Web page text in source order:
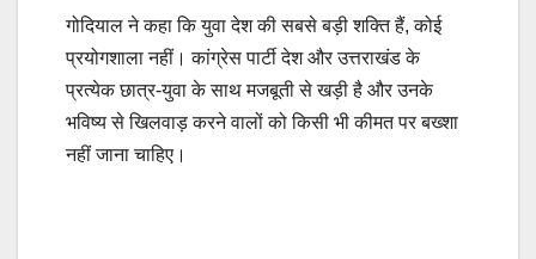
गोदियाल ने कहा कि युवा देश की सबसे बड़ी शक्ति हैं, कोई
प्रयोगशाला नहीं। कांग्रेस पार्टी देश और उत्तराखंड के
प्रत्येक छात्र-युवा के साथ मजबूती से खड़ी है और उनके
भविष्य से खिलवाड़ करने वालों को किसी भी कीमत पर बख्शा
नहीं जाना चाहिए।